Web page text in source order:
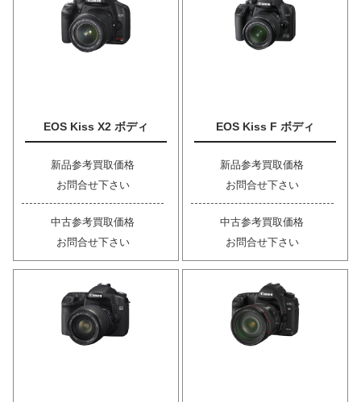
EOS Kiss X2 ボディ
新品参考買取価格
お問合せ下さい
中古参考買取価格
お問合せ下さい
EOS Kiss F ボディ
新品参考買取価格
お問合せ下さい
中古参考買取価格
お問合せ下さい